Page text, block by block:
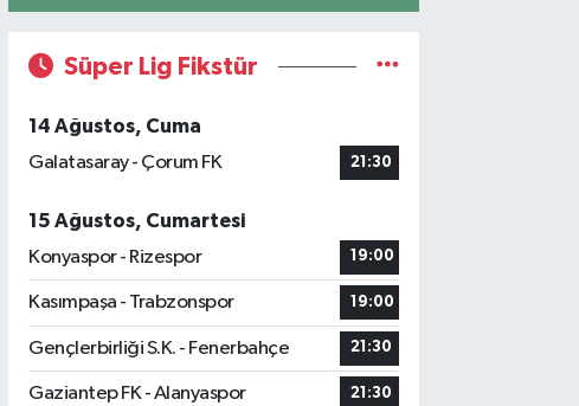
Süper Lig Fikstür
14 Ağustos, Cuma
Galatasaray - Çorum FK
21:30
15 Ağustos, Cumartesi
Konyaspor - Rizespor
19:00
Kasımpaşa - Trabzonspor 19:00
Gençlerbirliği S.K. - Fenerbahçe 21:30
Gaziantep FK - Alanyaspor 21:30